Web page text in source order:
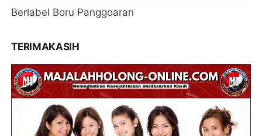
Berlabel Boru Panggoaran
TERIMAKASIH